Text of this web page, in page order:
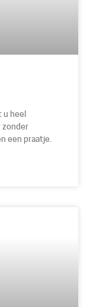
heel
zonder
een praatje.